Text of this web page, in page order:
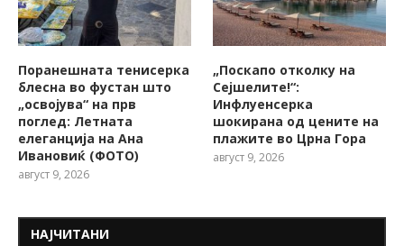
Поранешната тенисерка
блесна во фустан што
„освојува“ на прв
поглед: Летната
елеганција на Ана
Ивановиќ (ФОТО)
август 9, 2026
„Поскапо отколку на
Сејшелите!“:
Инфлуенсерка
шокирана од цените на
плажите во Црна Гора
август 9, 2026
НАЈЧИТАНИ